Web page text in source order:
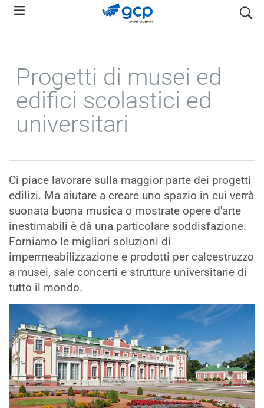
Skip
search
Progetti di musei ed
edifici scolastici ed
universitari
Ci piace lavorare sulla maggior parte dei progetti
edilizi. Ma aiutare a creare uno spazio in cui verrà
suonata buona musica o mostrate opere d'arte
inestimabili è dà una particolare soddisfazione.
Forniamo le migliori soluzioni di
impermeabilizzazione e prodotti per calcestruzzo
a musei, sale concerti e strutture universitarie di
tutto il mondo.